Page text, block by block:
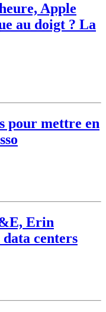
Apple
au doigt ? La
pour mettre en
Erin
centers